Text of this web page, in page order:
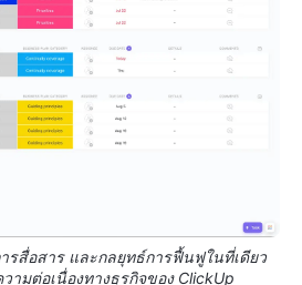
รสื่อสาร และกลยุทธ์การฟื้นฟูในที่เดียว
ามต่อเนื่องทางธุรกิจของ ClickUp